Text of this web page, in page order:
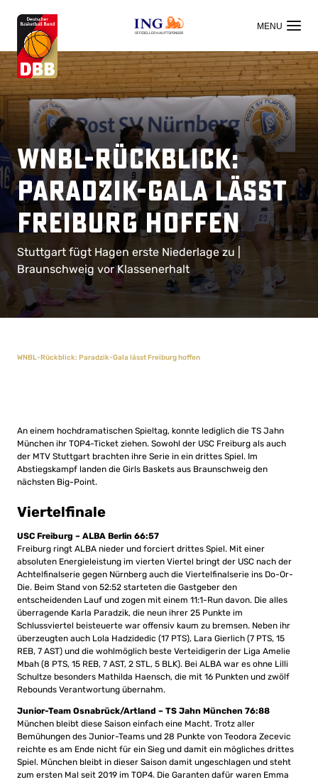
OFFIZIELLER HAUPTSPONSOR
WNBL-Rückblick:
Paradzik-Gala lässt
Freiburg hoffen
Stuttgart fügt Hagen erste Niederlage zu |
Braunschweig vor Klassenerhalt
WNBL-Rückblick: Paradzik-Gala lässt Freiburg hoffen
An einem hochdramatischen Spieltag, konnte lediglich die TS Jahn
München ihr TOP4-Ticket ziehen. Sowohl der USC Freiburg als auch
der MTV Stuttgart brachten ihre Serie in ein drittes Spiel. Im
Abstiegskampf landen die Girls Baskets aus Braunschweig den
nächsten Big-Point.
Viertelfinale
USC Freiburg – ALBA Berlin 66:57
Freiburg ringt ALBA nieder und forciert drittes Spiel. Mit einer
absoluten Energieleistung im vierten Viertel bringt der USC nach der
Achtelfinalserie gegen Nürnberg auch die Viertelfinalserie ins Do-Or-
Die. Beim Stand von 52:52 starteten die Gastgeber den
entscheidenden Lauf und zogen mit einem 11:1-Run davon. Die alles
überragende Karla Paradzik, die neun ihrer 25 Punkte im
Schlussviertel beisteuerte war offensiv kaum zu bremsen. Neben ihr
überzeugten auch Lola Hadzidedic (17 PTS), Lara Gierlich (7 PTS, 15
REB, 7 AST) und die wohlmöglich beste Verteidigerin der Liga Amelie
Mbah (8 PTS, 15 REB, 7 AST, 2 STL, 5 BLK). Bei ALBA war es ohne Lilli
Schultze besonders Mathilda Haensch, die mit 16 Punkten und zwölf
Rebounds Verantwortung übernahm.
Junior-Team Osnabrück/Artland – TS Jahn München 76:88
München bleibt diese Saison einfach eine Macht. Trotz aller
Bemühungen des Junior-Teams und 28 Punkte von Teodora Zecevic
reichte es am Ende nicht für ein Sieg und damit ein mögliches drittes
Spiel. München bleibt in dieser Saison damit ungeschlagen und steht
zum ersten Mal seit 2019 im TOP4. Die Garanten dafür waren Emma